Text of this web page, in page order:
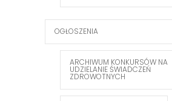
OGŁOSZENIA
ARCHIWUM KONKURSÓW NA
UDZIELANIE ŚWIADCZEŃ
ZDROWOTNYCH